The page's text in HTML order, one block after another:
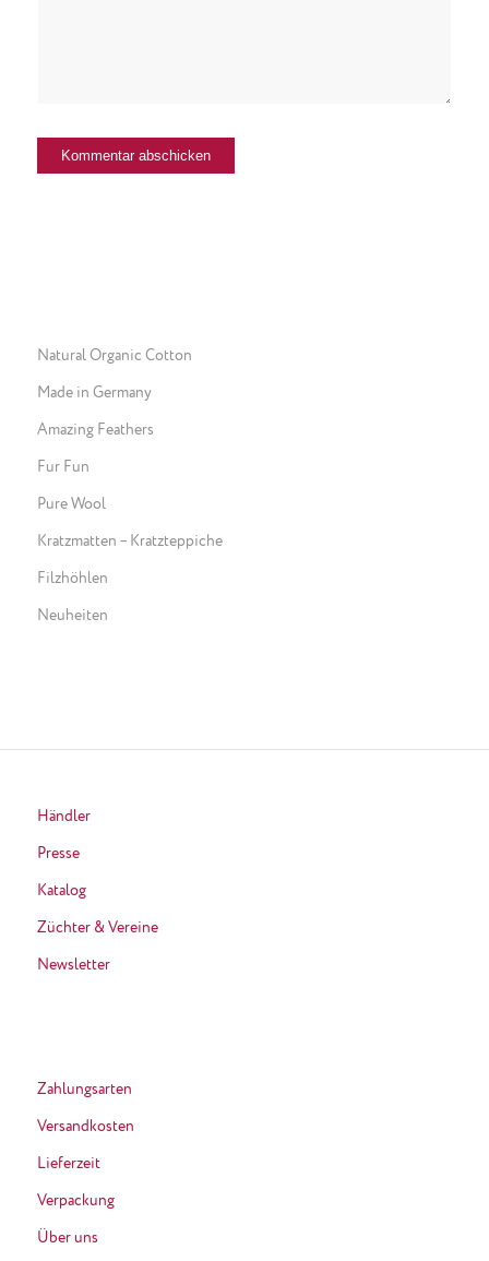
Natural Organic Cotton
Made in Germany
Amazing Feathers
Fur Fun
Pure Wool
Kratzmatten – Kratzteppiche
Filzhöhlen
Neuheiten
Händler
Presse
Katalog
Züchter & Vereine
Newsletter
Zahlungsarten
Versandkosten
Lieferzeit
Verpackung
Über uns